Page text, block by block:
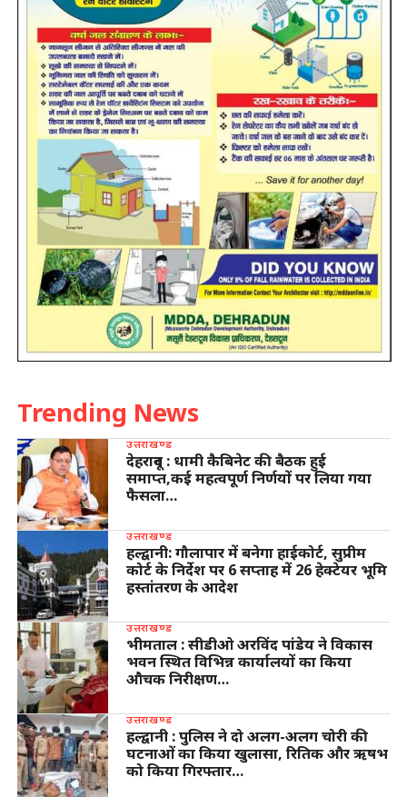
Trending News
उत्तराखण्ड
देहरादून : धामी कैबिनेट की बैठक हुई
समाप्त,कई महत्वपूर्ण निर्णयों पर लिया गया
फैसला…
उत्तराखण्ड
हल्द्वानी: गौलापार में बनेगा हाईकोर्ट, सुप्रीम
कोर्ट के निर्देश पर 6 सप्ताह में 26 हेक्टेयर भूमि
हस्तांतरण के आदेश
उत्तराखण्ड
भीमताल : सीडीओ अरविंद पांडेय ने विकास
भवन स्थित विभिन्न कार्यालयों का किया
औचक निरीक्षण…
उत्तराखण्ड
हल्द्वानी : पुलिस ने दो अलग-अलग चोरी की
घटनाओं का किया खुलासा, रितिक और ऋषभ
को किया गिरफ्तार…